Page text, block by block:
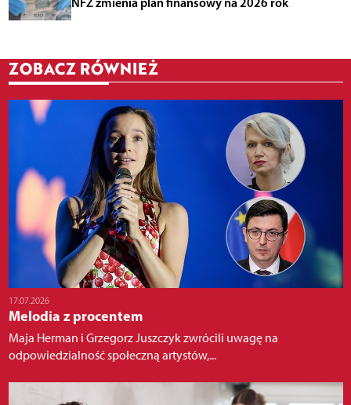
ZOBACZ RÓWNIEŻ
17.07.2026
Melodia z procentem
Maja Herman i Grzegorz Juszczyk zwrócili uwagę na
odpowiedzialność społeczną artystów,...